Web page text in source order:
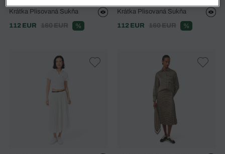
Krátka Plisovaná Sukňa
112 EUR
160 EUR %
Krátka Plisovaná Sukňa
112 EUR
160 EUR %